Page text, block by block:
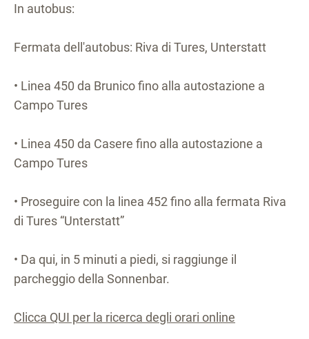
In autobus:
Fermata dell'autobus: Riva di Tures, Unterstatt
• Linea 450 da Brunico fino alla autostazione a
Campo Tures
• Linea 450 da Casere fino alla autostazione a
Campo Tures
• Proseguire con la linea 452 fino alla fermata Riva
di Tures “Unterstatt”
• Da qui, in 5 minuti a piedi, si raggiunge il
parcheggio della Sonnenbar.
Clicca QUI per la ricerca degli orari online